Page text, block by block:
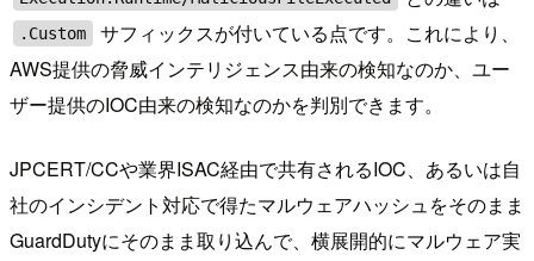
.Custom
サフィックスが付いている点です。これにより、
AWS提供の脅威インテリジェンス由来の検知なのか、ユー
ザー提供のIOC由来の検知なのかを判別できます。
JPCERT/CCや業界ISAC経由で共有されるIOC、あるいは自
社のインシデント対応で得たマルウェアハッシュをそのまま
GuardDutyにそのまま取り込んで、横展開的にマルウェア実